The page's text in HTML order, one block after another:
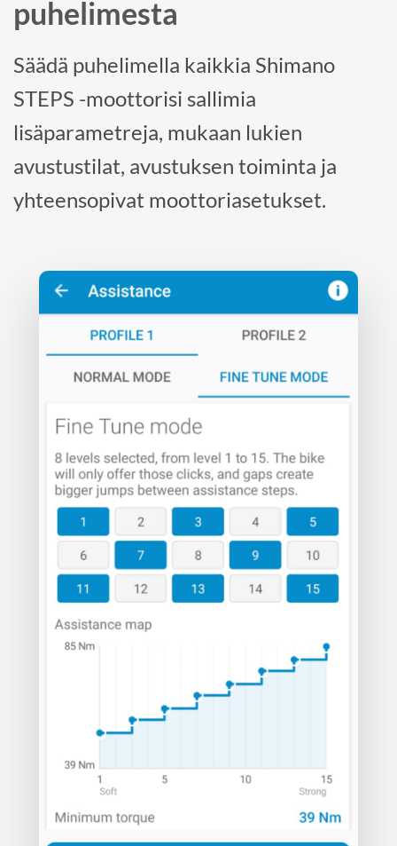
puhelimesta
Säädä puhelimella kaikkia Shimano
STEPS -moottorisi sallimia
lisäparametreja, mukaan lukien
avustustilat, avustuksen toiminta ja
yhteensopivat moottoriasetukset.